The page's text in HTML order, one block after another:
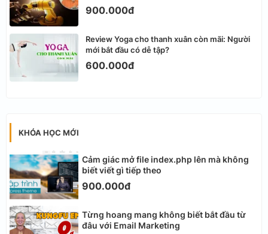
900.000đ
Review Yoga cho thanh xuân còn mãi: Người
mới bắt đầu có dễ tập?
600.000đ
KHÓA HỌC MỚI
Cảm giác mở file index.php lên mà không
biết viết gì tiếp theo
900.000đ
Từng hoang mang không biết bắt đầu từ
đâu với Email Marketing